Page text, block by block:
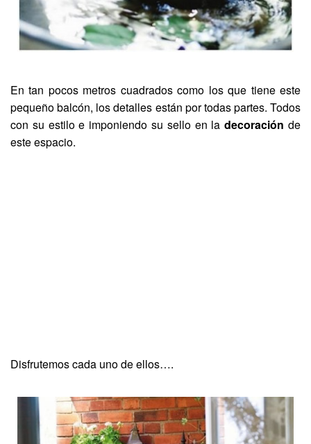
En tan pocos metros cuadrados como los que tiene este
pequeño balcón, los detalles están por todas partes. Todos
con su estilo e imponiendo su sello en ladecoración de
este espacio.
Disfrutemos cada uno de ellos….